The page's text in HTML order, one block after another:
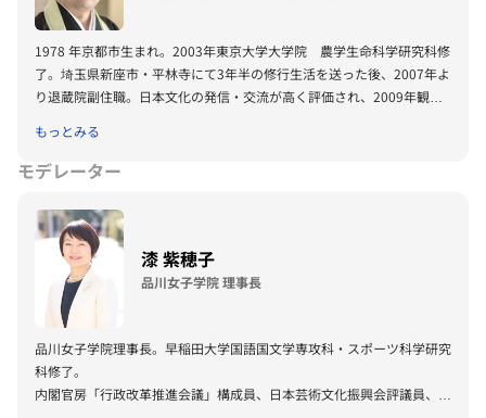
1978 年京都市生まれ。2003年東京大学大学院 農学生命科学研究科修
了。埼玉県新座市・平林寺にて3年半の修行生活を送った後、2007年よ
り退蔵院副住職。日本文化の発信・交流が高く評価され、2009年観光
を創る100人」に選出され、同年より「日米リーダーシッププログラ
ム」フェローに就任。2018年より米・スタンフォード大客員講師。
2021年より（株）ブイキューブ社外監査役、京都市教育委員。 2011年
には、日本の禅宗を代表してヴァチカンで前ローマ教皇に謁見、2014
年には日本の若手宗教家を代表してダライ・ラマ14世と会談し、世界
のさまざまな宗教家・リーダーと交流。また、世界経済フォーラム年次
総会（ダボス会議）に出席するなど、世界各国で宗教の垣根を超えて活
動中。
もっとみる
モデレーター
漆 紫穂子
品川女子学院 理事長
品川女子学院理事長。早稲田大学国語国文学専攻科・スポーツ科学研究
科修了。
内閣官房「行政改革推進会議」構成員、日本芸術文化振興会評議員、東